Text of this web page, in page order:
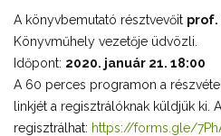
A könyvbemutató résztvevőit prof.
Könyvműhely vezetője üdvözli.
Időpont: 2020. január 21. 18:00
A 60 perces programon a
linkjét a regisztrálóknak küldjük ki.
regisztrálhat: https://forms.gle/